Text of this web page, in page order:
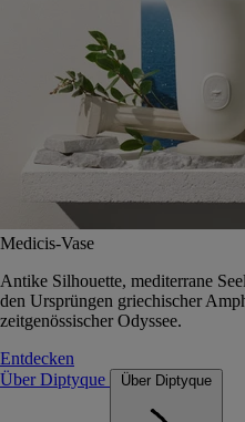
Medicis-Vase
Antike Silhouette, mediterrane
den Ursprüngen griechischer
zeitgenössischer Odyssee.
Entdecken
Über Diptyque
Über Diptyque